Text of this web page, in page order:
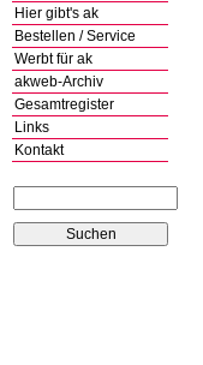
Hier gibt's ak
Bestellen / Service
Werbt für ak
akweb-Archiv
Gesamtregister
Links
Kontakt